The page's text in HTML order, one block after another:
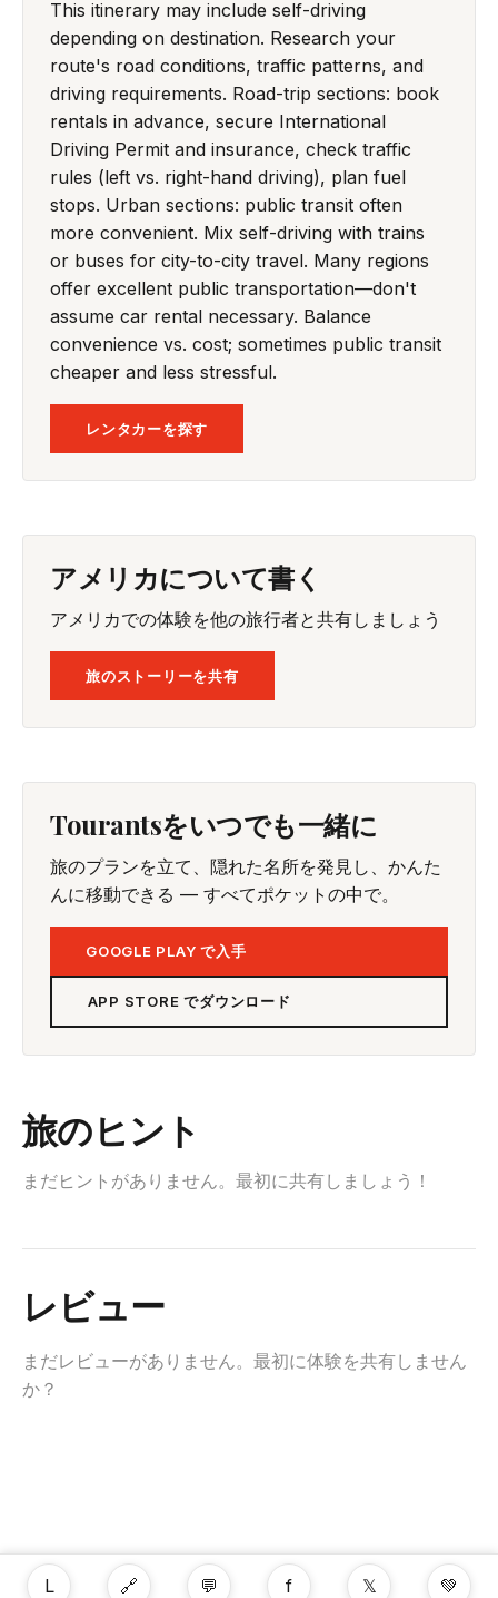
This itinerary may include self-driving
depending on destination. Research your
route's road conditions, traffic patterns, and
driving requirements. Road-trip sections: book
rentals in advance, secure International
Driving Permit and insurance, check traffic
rules (left vs. right-hand driving), plan fuel
stops. Urban sections: public transit often
more convenient. Mix self-driving with trains
or buses for city-to-city travel. Many regions
offer excellent public transportation—don't
assume car rental necessary. Balance
convenience vs. cost; sometimes public transit
cheaper and less stressful.
レンタカーを探す
アメリカについて書く
アメリカでの体験を他の旅行者と共有しましょう
旅のストーリーを共有
Tourantsをいつでも一緒に
旅のプランを立て、隠れた名所を発見し、かんた
んに移動できる — すべてポケットの中で。
GOOGLE PLAY で入手
APP STORE でダウンロード
旅のヒント
まだヒントがありません。最初に共有しましょう！
レビュー
まだレビューがありません。最初に体験を共有しません
か？
L 🔗 💬 f 𝕏 💚